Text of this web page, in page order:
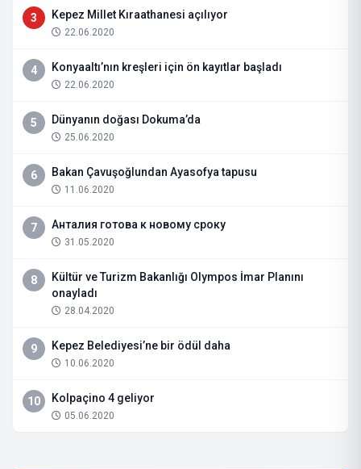
3 Kepez Millet Kıraathanesi açılıyor
22.06.2020
4 Konyaaltı’nın kreşleri için ön kayıtlar başladı
22.06.2020
5 Dünyanın doğası Dokuma’da
25.06.2020
6 Bakan Çavuşoğlundan Ayasofya tapusu
11.06.2020
7 Анталия готова к новому сроку
31.05.2020
8
Kültür ve Turizm Bakanlığı Olympos İmar Planını
onayladı
28.04.2020
9 Kepez Belediyesi’ne bir ödül daha
10.06.2020
10 Kolpaçino 4 geliyor
05.06.2020